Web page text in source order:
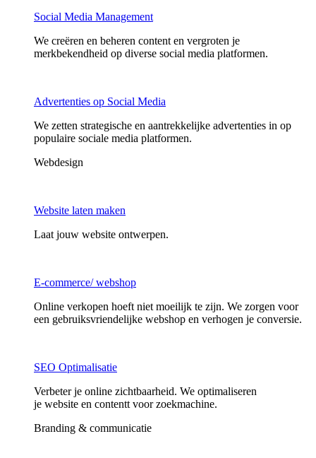
Social Media Management
We creëren en beheren content en vergroten je
merkbekendheid op diverse social media platformen.
Advertenties op Social Media
We zetten strategische en aantrekkelijke advertenties in op
populaire sociale media platformen.
Webdesign
Website laten maken
Laat jouw website ontwerpen.
E-commerce/ webshop
Online verkopen hoeft niet moeilijk te zijn. We zorgen voor
een gebruiksvriendelijke webshop en verhogen je conversie.
SEO Optimalisatie
Verbeter je online zichtbaarheid. We optimaliseren
je website en contentt voor zoekmachine.
Branding & communicatie